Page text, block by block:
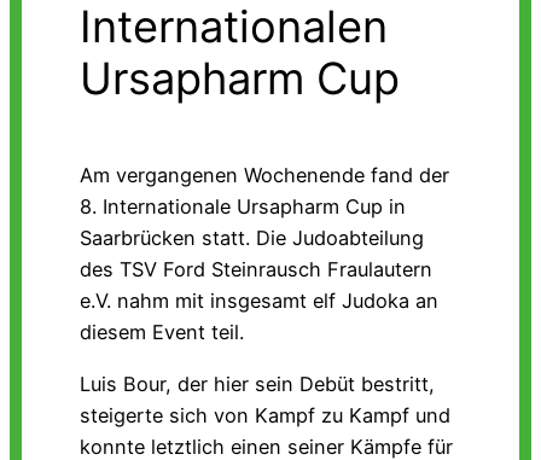
Internationalen
Ursapharm Cup
Am vergangenen Wochenende fand der
8. Internationale Ursapharm Cup in
Saarbrücken statt. Die Judoabteilung
des TSV Ford Steinrausch Fraulautern
e.V. nahm mit insgesamt elf Judoka an
diesem Event teil.
Luis Bour, der hier sein Debüt bestritt,
steigerte sich von Kampf zu Kampf und
konnte letztlich einen seiner Kämpfe für